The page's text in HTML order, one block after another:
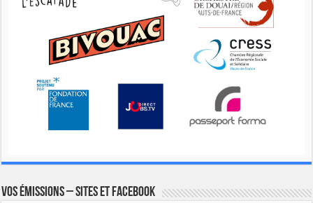
Vos émissions – Sites et Facebook